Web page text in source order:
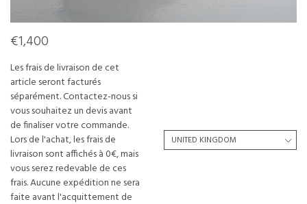
€1,400
Les frais de livraison de cet
article seront facturés
séparément. Contactez-nous si
vous souhaitez un devis avant
de finaliser votre commande.
Lors de l'achat, les frais de
livraison sont affichés à 0€, mais
vous serez redevable de ces
frais. Aucune expédition ne sera
faite avant l'acquittement de